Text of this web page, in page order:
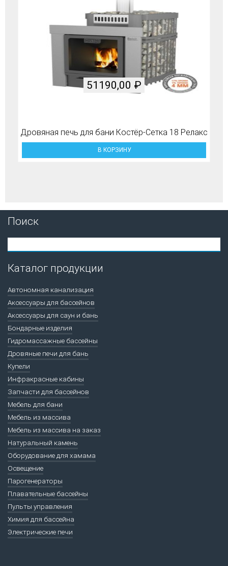
Дровяная печь для бани Костёр-Сетка 18 Релакс
51190,00 ₽
В КОРЗИНУ
Поиск
Каталог продукции
Автономная канализация
Аксессуары для бассейнов
Аксессуары для саун и бань
Бондарные изделия
Гидромассажные бассейны
Дровяные печи для бань
Купели
Инфракрасные кабины
Запчасти для бассейнов
Мебель для бани
Мебель из массива
Мебель из массива на заказ
Натуральный камень
Оборудование для хамама
Освещение
Парогенераторы
Плавательные бассейны
Пульты управления
Химия для бассейна
Электрические печи